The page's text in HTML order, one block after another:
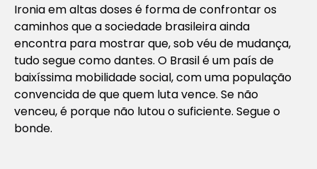
Ironia em altas doses é forma de confrontar os
caminhos que a sociedade brasileira ainda
encontra para mostrar que, sob véu de mudança,
tudo segue como dantes. O Brasil é um país de
baixíssima mobilidade social, com uma população
convencida de que quem luta vence. Se não
venceu, é porque não lutou o suficiente. Segue o
bonde.